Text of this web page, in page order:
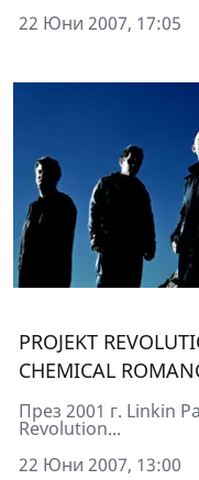
22 Юни 2007, 17:05
PROJEKT
CHEMICAL
През 2001 г. Linkin
Revolution...
22 Юни 2007, 13:00